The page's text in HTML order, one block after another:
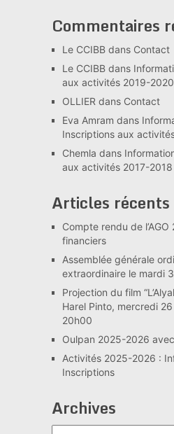
Commentaires
Le CCIBBdans Contact
Le CCIBBdans
aux activités 2019-2020
OLLIER dans Contact
Eva Amram dans
Inscriptions aux
Chemla dans
aux activités 2017-2018
Articles récents
Compte rendu de
financiers
Assemblée générale
extraordinaire le mardi
Projection du film
Harel Pinto, mercredi
20h00
Oulpan 2025-2026 avec
Activités 2025-2026 :
Inscriptions
Archives